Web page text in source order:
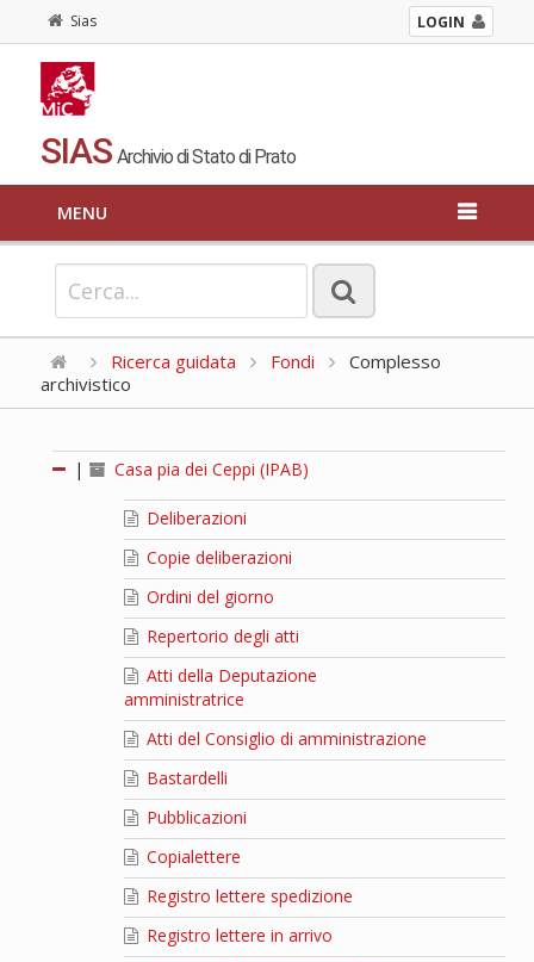
Sias LOGIN
SIAS Archivio di Stato di Prato
MENU
Ricerca guidata Fondi
Complesso
archivistico
| Casa pia dei Ceppi (IPAB)
Deliberazioni
Copie deliberazioni
Ordini del giorno
Repertorio degli atti
Atti della Deputazione
amministratrice
Atti del Consiglio di amministrazione
Bastardelli
Pubblicazioni
Copialettere
Registro lettere spedizione
Registro lettere in arrivo